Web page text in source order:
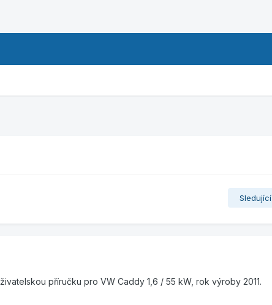
Sledující
příručku pro VW Caddy 1,6 / 55 kW, rok výroby 2011.